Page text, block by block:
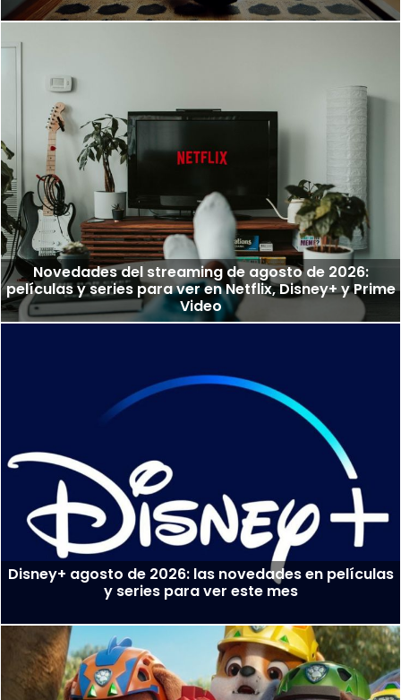
Novedades del streaming de agosto de 2026:
películas y series para ver en Netflix, Disney+ y Prime
Video
Disney+ agosto de 2026: las novedades en películas
y series para ver este mes